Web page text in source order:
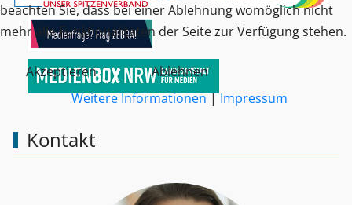
Kontakt
beachten Sie, dass bei einer Ablehnung womöglich nicht
mehr alle Funktionalitäten der Seite zur Verfügung stehen.
Akzeptieren
Ablehnen
Weitere Informationen|Impressum